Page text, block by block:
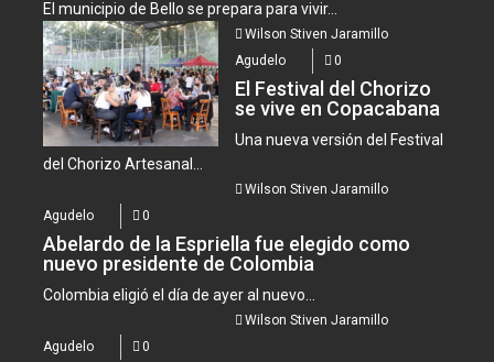
El municipio de Bello se prepara para vivir...
Wilson Stiven Jaramillo
Agudelo
0
El Festival del Chorizo
se vive en Copacabana
Una nueva versión del Festival
del Chorizo Artesanal...
Wilson Stiven Jaramillo
Agudelo
0
Abelardo de la Espriella fue elegido como
nuevo presidente de Colombia
Colombia eligió el día de ayer al nuevo...
Wilson Stiven Jaramillo
Agudelo
0